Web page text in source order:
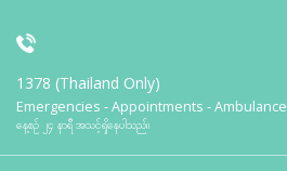
1378 (Thailand Only)
Emergencies - Appointments - Ambulance
နေ့စဉ် ၂၄ နာရီ အသင့်ရှိနေပါသည်။